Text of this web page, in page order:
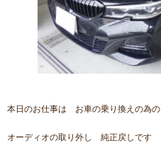
本日のお仕事は お車の乗り換えの為の
オーディオの取り外し 純正戻しです